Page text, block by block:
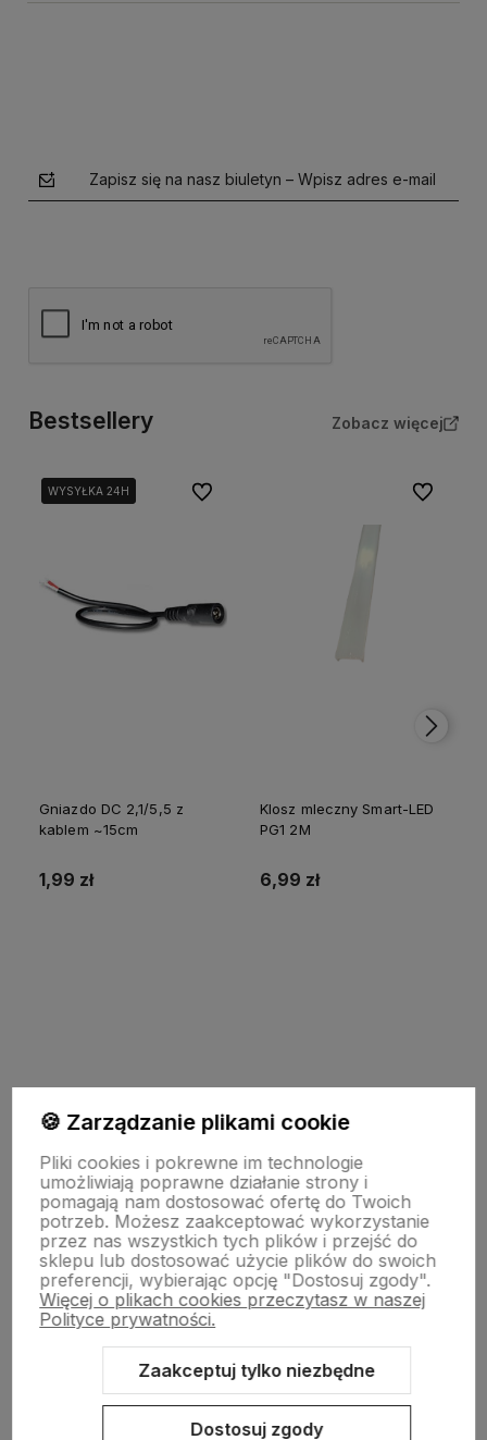
Zapisz się na nasz biuletyn – Wpisz adres e-mail
polityce prywatności
Bestsellery Zobacz więcej
WYSYŁKA 24H
WYSYŁKA 24H
Gniazdo DC 2,1/5,5 z
kablem ~15cm
1,99 zł
Do ulubionych
Klosz mleczny Smart-LED
PG1 2M
6,99 zł
Do
INFORMACJE
TECHNOLOGIA LED
DLA KUPUJĄCYCH
🍪 Zarządzanie plikami cookie
Pliki cookies i pokrewne im technologie
umożliwiają poprawne działanie strony i
pomagają nam dostosować ofertę do Twoich
potrzeb. Możesz zaakceptować wykorzystanie
przez nas wszystkich tych plików i przejść do
sklepu lub dostosować użycie plików do swoich
preferencji, wybierając opcję "Dostosuj zgody".
Więcej o plikach cookies przeczytasz w naszej
Polityce prywatności.
Zaakceptuj tylko niezbędne
Dostosuj zgody